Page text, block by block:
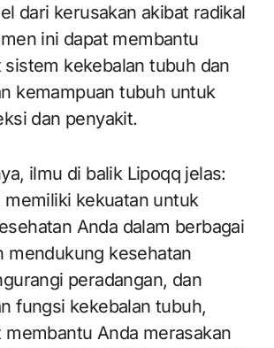
dari kerusakan akibat radikal
ini dapat membantu
kekebalan tubuh dan
kemampuan tubuh untuk
dan penyakit.
ilmu di balik Lipoqq jelas:
memiliki kekuatan untuk
Anda dalam berbagai
mendukung kesehatan
peradangan, dan
fungsi kekebalan tubuh,
membantu Anda merasakan